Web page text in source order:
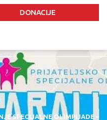
DONACIJE
SPECIJALNE OLIMPIJADE –